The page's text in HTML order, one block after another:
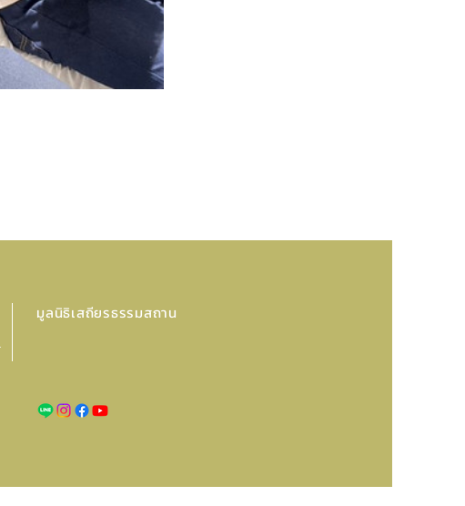
มูลนิธิเสถียรธรรมสถาน